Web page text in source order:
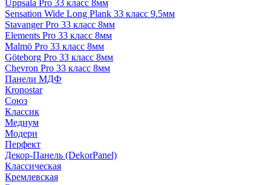
Uppsala Pro 33 класс 8мм
Sensation Wide Long Plank 33 класс 9.5мм
Stavanger Pro 33 класс 8мм
Elements Pro 33 класс 8мм
Malmö Pro 33 класс 8мм
Göteborg Pro 33 класс 8мм
Chevron Pro 33 класс 8мм
Панели МДФ
Кronostar
Союз
Классик
Медиум
Модерн
Перфект
Декор-Панель (DekorPanel)
Классическая
Кремлевская